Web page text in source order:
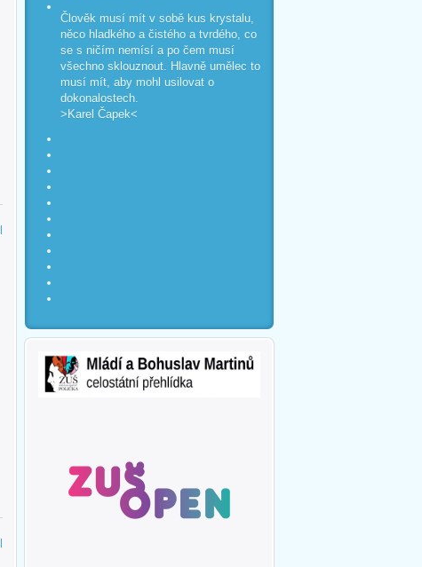
Člověk musí mít v sobě kus krystalu,
něco hladkého a čistého a tvrdého, co
se s ničím nemísí a po čem musí
všechno sklouznout. Hlavně umělec to
musí mít, aby mohl usilovat o
dokonalostech.
>Karel Čapek<